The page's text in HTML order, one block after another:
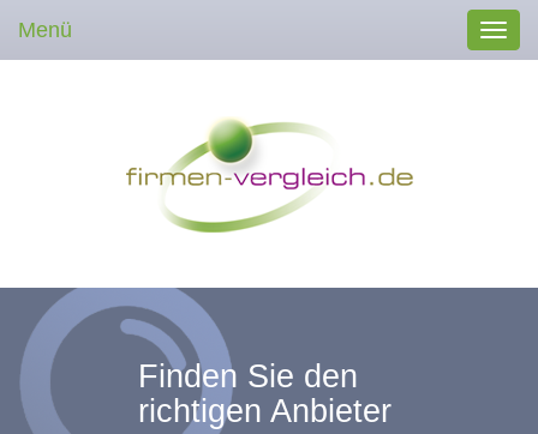
Menü
Finden Sie den
richtigen Anbieter